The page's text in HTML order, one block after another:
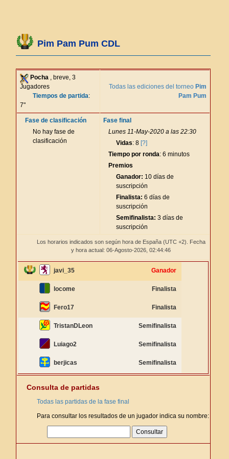
Pim Pam Pum CDL
Pocha , breve, 3
Jugadores
Tiempos de partida:
7"
Todas las ediciones del torneo Pim
Pam Pum
Fase de clasificación
No hay fase de
clasificación
Fase final
Lunes 11-May-2020 a las 22:30
Vidas: 8 [?]
Tiempo por ronda: 6 minutos
Premios
Ganador: 10 días de
suscripción
Finalista: 6 días de
suscripción
Semifinalista: 3 días de
suscripción
Los horarios indicados son según hora de España (UTC +2). Fecha
y hora actual: 06-Agosto-2026, 02:44:46
javi_35 Ganador
locome Finalista
Fero17 Finalista
TristanDLeon Semifinalista
Luiago2 Semifinalista
berjicas Semifinalista
Consulta de partidas
Todas las partidas de la fase final
Para consultar los resultados de un jugador indica su nombre: